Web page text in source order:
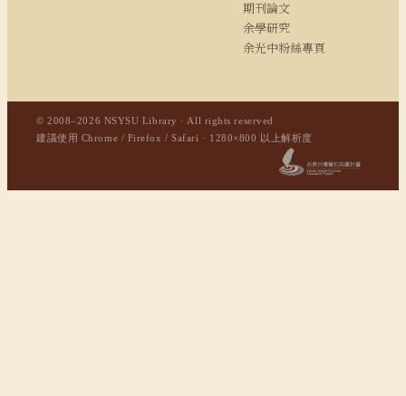
期刊論文
余學研究
余光中粉絲專頁
© 2008–2026 NSYSU Library · All rights reserved
建議使用 Chrome / Firefox / Safari · 1280×800 以上解析度